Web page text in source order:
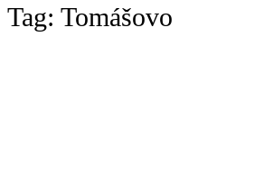
Tag: Tomášovo